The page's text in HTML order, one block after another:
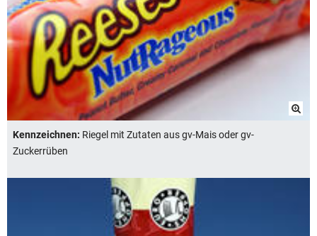
Kennzeichnen: Riegel mit Zutaten aus gv-Mais oder gv-
Zuckerrüben